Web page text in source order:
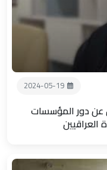
2024-05-19
عن دور المؤسسات
العراقيين